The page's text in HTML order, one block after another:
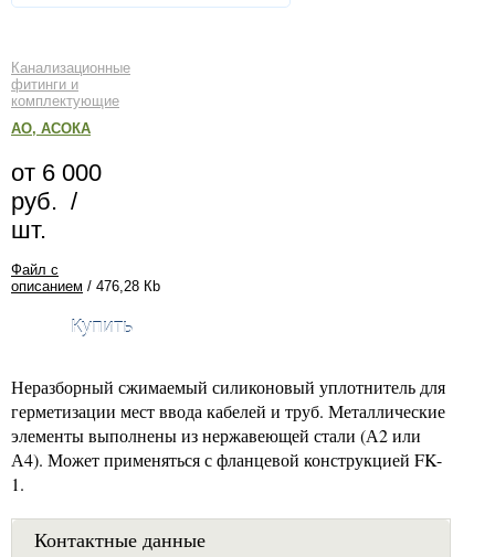
Канализационные
фитинги и
комплектующие
АО, АСОКА
от 6 000
руб. /
шт.
Файл с
описанием / 476,28 Кb
Купить
Неразборный сжимаемый силиконовый уплотнитель для
герметизации мест ввода кабелей и труб. Металлические
элементы выполнены из нержавеющей стали (А2 или
А4). Может применяться с фланцевой конструкцией FK-
1.
Контактные данные